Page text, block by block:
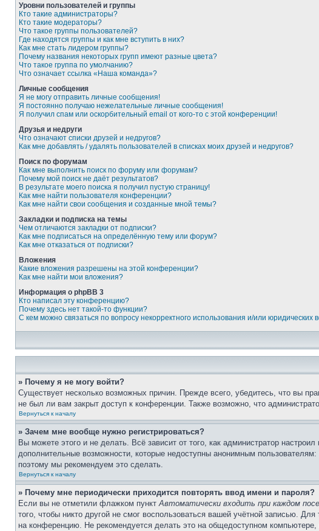
Уровни пользователей и группы
Кто такие администраторы?
Кто такие модераторы?
Что такое группы пользователей?
Где находятся группы и как мне вступить в них?
Как мне стать лидером группы?
Почему названия некоторых групп имеют разные цвета?
Что такое группа по умолчанию?
Что означает ссылка «Наша команда»?
Личные сообщения
Я не могу отправить личные сообщения!
Я постоянно получаю нежелательные личные сообщения!
Я получил спам или оскорбительный email от кого-то с этой конференции!
Друзья и недруги
Что означают списки друзей и недругов?
Как мне добавлять / удалять пользователей в списках моих друзей и недругов?
Поиск по форумам
Как мне выполнить поиск по форуму или форумам?
Почему мой поиск не даёт результатов?
В результате моего поиска я получил пустую страницу!
Как мне найти пользователя конференции?
Как мне найти свои сообщения и созданные мной темы?
Закладки и подписка на темы
Чем отличаются закладки от подписки?
Как мне подписаться на определённую тему или форум?
Как мне отказаться от подписки?
Вложения
Какие вложения разрешены на этой конференции?
Как мне найти мои вложения?
Информация о phpBB 3
Кто написал эту конференцию?
Почему здесь нет такой-то функции?
С кем можно связаться по вопросу некорректного использования и/или
» Почему я не могу войти?
Существует несколько возможных причин. Прежде всего, убедитесь, что вы
не был ли вам закрыт доступ к конференции. Также возможно, что
Вернуться к началу
» Зачем мне вообще нужно регистрироваться?
Вы можете этого и не делать. Всё зависит от того, как администратор
дополнительные возможности, которые недоступны анонимным
поэтому мы рекомендуем это сделать.
Вернуться к началу
» Почему мне периодически приходится повторять ввод имени и пароля?
Если вы не отметили флажком пунктАвтоматически входить при каждом
того, чтобы никто другой не смог воспользоваться вашей учётной записью.
на конференцию. Не рекомендуется делать это на общедоступном